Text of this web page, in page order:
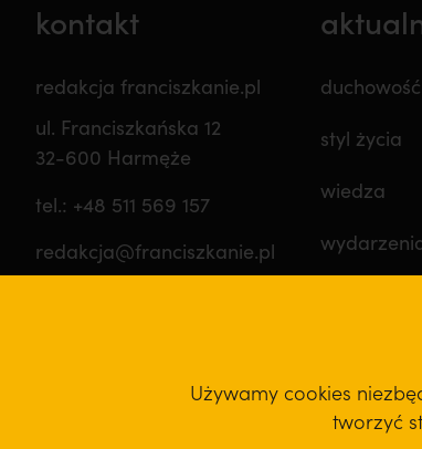
kontakt
redakcja franciszkanie.pl
ul. Franciszkańska 12
32-600 Harmęże
tel.: +48 511 569 157
redakcja@franciszkanie.pl
duchowość
styl życia
wiedza
podcast
Używamy cookies
tworzyć